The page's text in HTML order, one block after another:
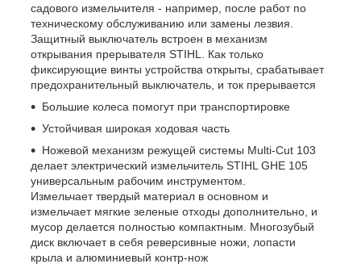
садового измельчителя - например, после работ по
техническому обслуживанию или замены лезвия.
Защитный выключатель встроен в механизм
открывания прерывателя STIHL. Как только
фиксирующие винты устройства открыты, срабатывает
предохранительный выключатель, и ток прерывается
Большие колеса помогут при транспортировке
Устойчивая широкая ходовая часть
Ножевой механизм режущей системы Multi-Cut 103
делает электрический измельчитель STIHL GHE 105
универсальным рабочим инструментом.
Измельчает твердый материал в основном и
измельчает мягкие зеленые отходы дополнительно, и
мусор делается полностью компактным. Многозубый
диск включает в себя реверсивные ножи, лопасти
крыла и алюминиевый контр-нож